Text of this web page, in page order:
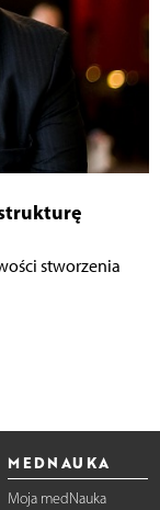
stworzenia
MEDNAUKA
Moja medNauka